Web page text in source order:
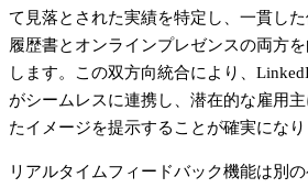
て見落とされた実績を特定し、一貫し
履歴書とオンラインプレゼンスの両方
します。この双方向統合により、
がシームレスに連携し、潜在的な雇用
たイメージを提示することが確実になり
リアルタイムフィードバック機能は別